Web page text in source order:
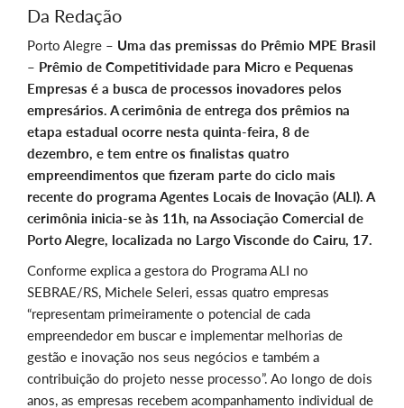
Da Redação
Porto Alegre – Uma das premissas do Prêmio MPE Brasil
– Prêmio de Competitividade para Micro e Pequenas
Empresas é a busca de processos inovadores pelos
empresários. A cerimônia de entrega dos prêmios na
etapa estadual ocorre nesta quinta-feira, 8 de
dezembro, e tem entre os finalistas quatro
empreendimentos que fizeram parte do ciclo mais
recente do programa Agentes Locais de Inovação (ALI). A
cerimônia inicia-se às 11h, na Associação Comercial de
Porto Alegre, localizada no Largo Visconde do Cairu, 17.
Conforme explica a gestora do Programa ALI no
SEBRAE/RS, Michele Seleri, essas quatro empresas
“representam primeiramente o potencial de cada
empreendedor em buscar e implementar melhorias de
gestão e inovação nos seus negócios e também a
contribuição do projeto nesse processo”. Ao longo de dois
anos, as empresas recebem acompanhamento individual de